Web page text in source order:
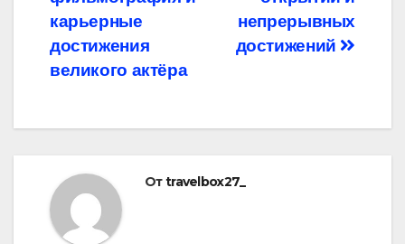
непрерывных
достижений
карьерные
достижения
великого актёра
Отtravelbox27_